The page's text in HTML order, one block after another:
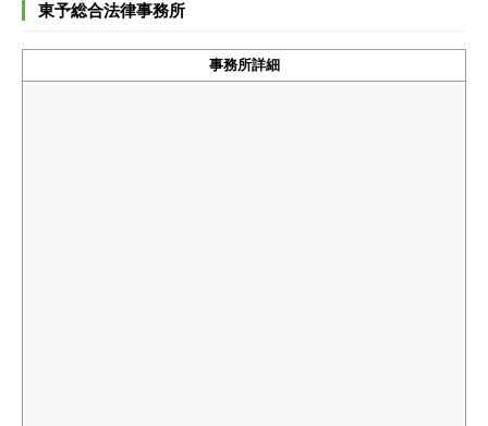
東予総合法律事務所
事務所詳細